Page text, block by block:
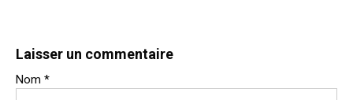
Laisser un commentaire
Nom *